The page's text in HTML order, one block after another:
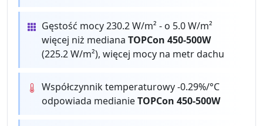
Gęstość mocy 230.2 W/m² - o 5.0 W/m²
więcej niż medianaTOPCon 450-500W
(225.2 W/m²), więcej mocy na metr dachu
Współczynnik temperaturowy -0.29%/°C
odpowiada medianieTOPCon 450-500W